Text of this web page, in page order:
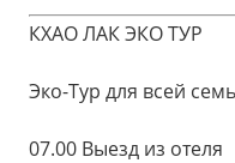
КХАО ЛАК ЭКО ТУР
Эко-Тур для всей
07.00 Выезд из отеля